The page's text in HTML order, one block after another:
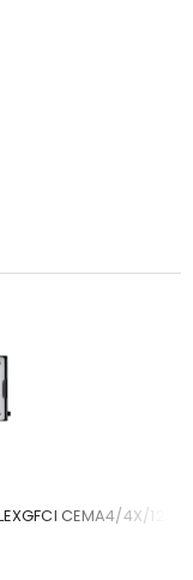
CEMA4/4X/12